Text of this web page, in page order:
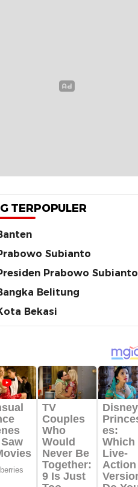
TERPOPULER
Subianto
Prabowo Subianto
Belitung
Bekasi